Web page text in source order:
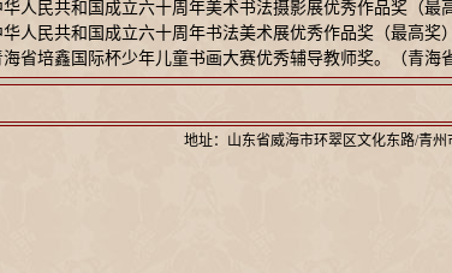
人民共和国成立六十周年美术书法摄影展优秀作品奖（最
人民共和国成立六十周年书法美术展优秀作品奖（最高奖
省培鑫国际杯少年儿童书画大赛优秀辅导教师奖。（青海
地址：山东省威海市环翠区文化东路/青